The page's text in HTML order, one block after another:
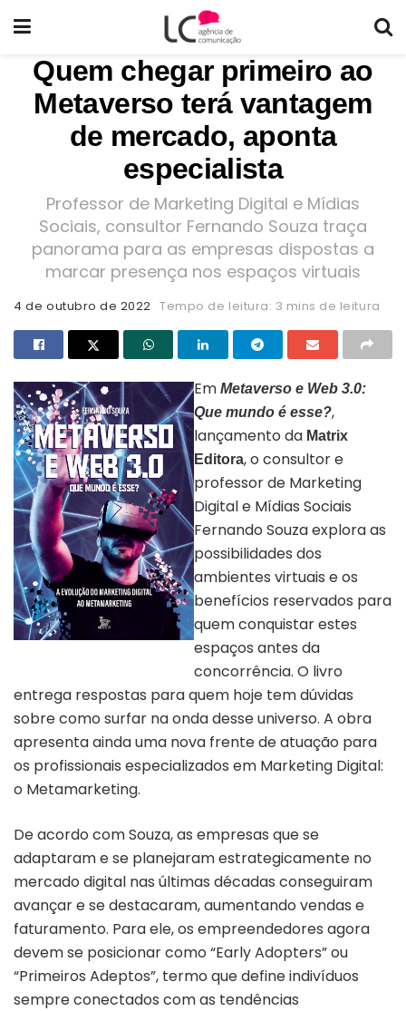
Quem chegar primeiro ao
Metaverso terá vantagem
de mercado, aponta
especialista
Professor de Marketing Digital e Mídias
Sociais, consultor Fernando Souza traça
panorama para as empresas dispostas a
marcar presença nos espaços virtuais
4 de outubro de 2022 Tempo de leitura: 3 mins de leitura
Em Metaverso e Web 3.0:
Que mundo é esse?,
lançamento da Matrix
Editora, o consultor e
professor de Marketing
Digital e Mídias Sociais
Fernando Souza explora as
possibilidades dos
ambientes virtuais e os
benefícios reservados para
quem conquistar estes
espaços antes da
concorrência. O livro
entrega respostas para quem hoje tem dúvidas
sobre como surfar na onda desse universo. A obra
apresenta ainda uma nova frente de atuação para
os profissionais especializados em Marketing Digital:
o Metamarketing.
De acordo com Souza, as empresas que se
adaptaram e se planejaram estrategicamente no
mercado digital nas últimas décadas conseguiram
avançar e se destacaram, aumentando vendas e
faturamento. Para ele, os empreendedores agora
devem se posicionar como “Early Adopters” ou
“Primeiros Adeptos”, termo que define indivíduos
sempre conectados com as tendências